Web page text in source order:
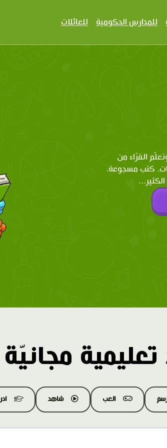
للمدارس الحكومية للعائلات
القرّاء من
كتب مسجوعة،
تعليمية مجانيّة
العب شاهد